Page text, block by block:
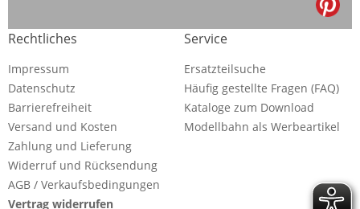
Rechtliches
Impressum
Datenschutz
Barrierefreiheit
Versand und Kosten
Zahlung und Lieferung
Widerruf und Rücksendung
AGB / Verkaufsbedingungen
Vertrag widerrufen
Service
Ersatzteilsuche
Häufig gestellte Fragen (FAQ)
Kataloge zum Download
Modellbahn als Werbeartikel